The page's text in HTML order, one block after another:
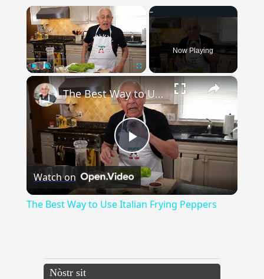
Unmute
Now Playing
×
Play
Video
The Best Way to Use Italian Frying Peppers
Watch on
The Best Way to Use Italian Frying Peppers
Nòstr sit